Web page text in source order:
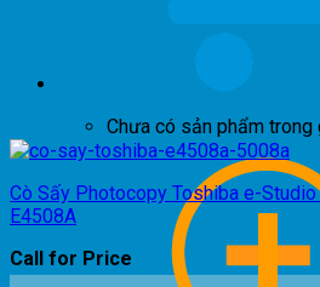
Chưa có sản phẩm trong
Cò Sấy Photocopy Toshiba e-
E4508A
Call for Price